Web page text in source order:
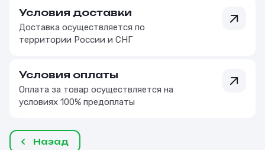
Условия доставки
Доставка осуществляется по
территории России и СНГ
Условия оплаты
Оплата за товар осуществляется на
условиях 100% предоплаты
Назад